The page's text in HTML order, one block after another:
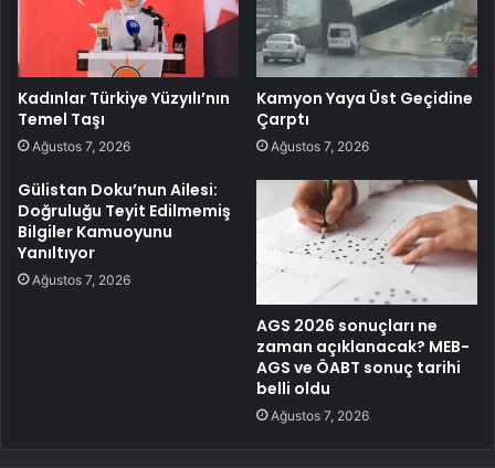
Kadınlar Türkiye Yüzyılı’nın
Temel Taşı
Ağustos 7, 2026
Kamyon Yaya Üst Geçidine
Çarptı
Ağustos 7, 2026
Gülistan Doku’nun Ailesi:
Doğruluğu Teyit Edilmemiş
Bilgiler Kamuoyunu
Yanıltıyor
Ağustos 7, 2026
AGS 2026 sonuçları ne
zaman açıklanacak? MEB-
AGS ve ÖABT sonuç tarihi
belli oldu
Ağustos 7, 2026